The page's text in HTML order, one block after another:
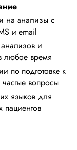
на анализы с
и email
и
любое время
по подготовке к
вопросы
языков для
пациентов